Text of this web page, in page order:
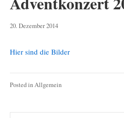
20. Dezember 20143.
Hier sind die Bilder
Posted inAllgemein